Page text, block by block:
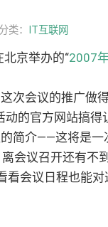
类： IT互联网
京举办的“2007
次会议的推广做
的官方网站搞得
简介——这将是一
会议召开还有不
会议日程也能